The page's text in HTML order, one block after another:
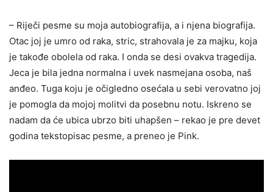
– Riječi pesme su moja autobiografija, a i njena biografija.
Otac joj je umro od raka, stric, strahovala je za majku, koja
je takođe obolela od raka. I onda se desi ovakva tragedija.
Jeca je bila jedna normalna i uvek nasmejana osoba, naš
anđeo. Tuga koju je očigledno osećala u sebi verovatno joj
je pomogla da mojoj molitvi da posebnu notu. Iskreno se
nadam da će ubica ubrzo biti uhapšen – rekao je pre devet
godina tekstopisac pesme, a preneo je Pink.